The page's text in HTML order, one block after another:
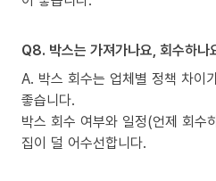
Q8. 박스는 가져가나요, 회수하나
A. 박스 회수는 업체별 정책 차이
좋습니다.
박스 회수 여부와 일정(언제 회수
집이 덜 어수선합니다.